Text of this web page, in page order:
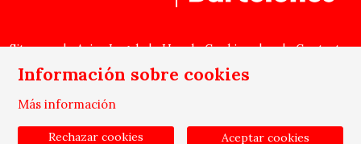
Sitemap | Aviso Legal | Uso de Cookies | | Contactar
Información sobre cookies
Más información
Aceptar cookies
Rechazar cookies